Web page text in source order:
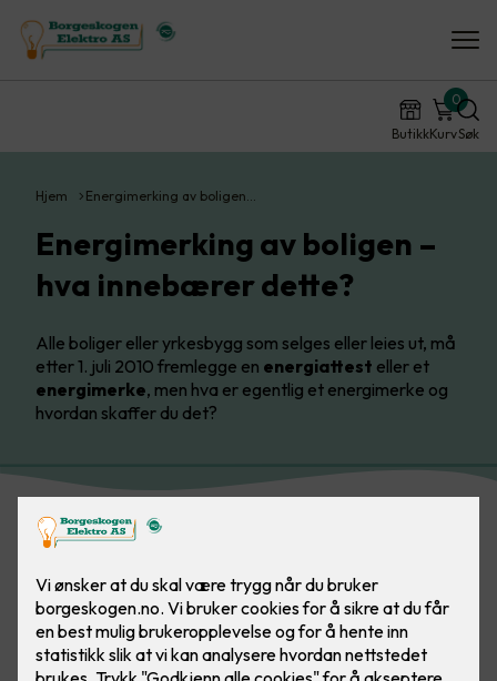
ButikkKurv
0
Søk
Hjem Energimerking av boligen…
Energimerking av boligen –
hva innebærer dette?
Alle boliger eller yrkesbygg som selges eller leies ut, må
etter 1. juli 2010 fremlegge en energiattest eller et
energimerke, men hva er egentlig et energimerke og
hvordan skaffer du det?